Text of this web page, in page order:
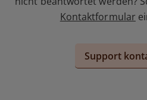
Kontaktformular
Support